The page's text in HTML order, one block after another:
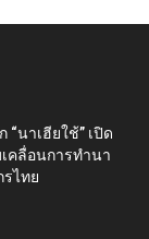
“นาเฮียใช้” เปิด
คลื่อนการทำนา
รไทย